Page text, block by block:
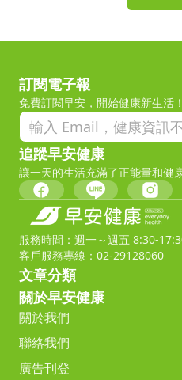
訂閱電子報
免費訂閱早安，開始健康新生活！
追蹤早安健康
讓一天的生活充滿了正能量和健
服務時間：週一～週五 8:30-
客戶服務專線：02-29128060
文章分類
關於早安健康
關於我們
聯絡我們
廣告刊登